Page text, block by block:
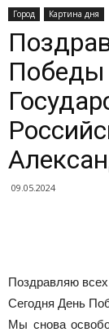
Город Картина дня
Победы
09.05.2024
Поздравляю
Сегодня День
Мы снова